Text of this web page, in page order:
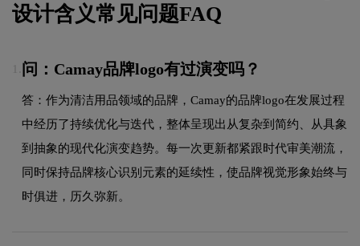
设计含义常见问题FAQ
问：Camay品牌logo有过演变吗？
答：作为清洁用品领域的品牌，Camay的品牌logo在发展过程
中经历了持续优化与迭代，整体呈现出从复杂到简约、从具象
到抽象的现代化演变趋势。每一次更新都紧跟时代审美潮流，
同时保持品牌核心识别元素的延续性，使品牌视觉形象始终与
时俱进，历久弥新。